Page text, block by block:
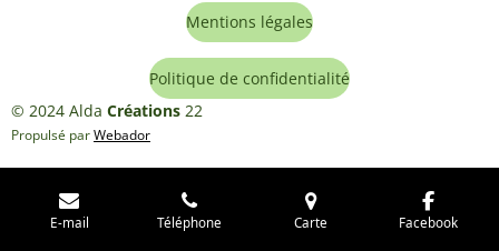
Mentions légales
Politique de confidentialité
© 2024 Alda Créations 22
Propulsé par Webador
E-mail Téléphone Carte Facebook